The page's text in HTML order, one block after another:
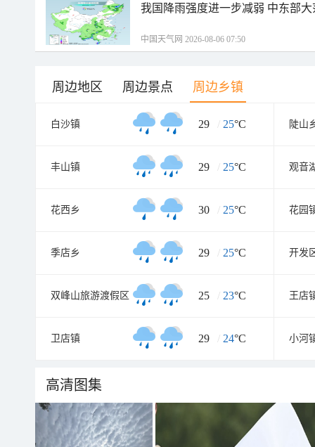
我国降雨强度进一步减弱 中东部
中国天气网 2026-08-06 07:50
周边地区 周边景点 周边乡镇
白沙镇 29 / 25°C 陡山
丰山镇 29 / 25°C
花西乡 30 / 25°C 花园
季店乡 29 / 25°C 开发
双峰山旅游渡假区 25 / 23°C 王店
卫店镇 29 / 24°C 小河
高清图集